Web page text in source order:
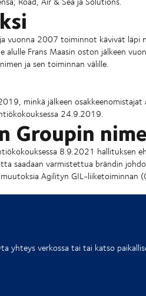
vuonna 2007 toiminnot kävivät läpi
alulle Frans Maasin oston jälkeen
ja sen toiminnan välille.
minkä jälkeen osakkeenomistajat
24.9.2019.
Groupin
8.9.2021 hallituksen
saadaan varmistettua brändin
Agilityn GIL-liiketoiminnan
yhteys verkossa tai tai katso